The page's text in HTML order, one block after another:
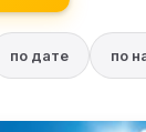
по дате по